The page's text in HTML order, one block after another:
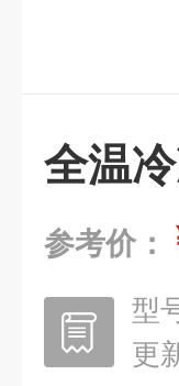
全温
参考价：
型
更